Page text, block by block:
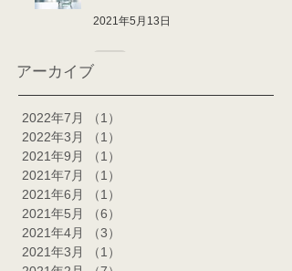
2021年5月13日
アーカイブ
2022年7月 （1）
2022年3月
（1）
2021年9月
（1）
2021年7月
（1）
2021年6月
（1）
2021年5月
（6）
2021年4月
（3）
2021年3月
（1）